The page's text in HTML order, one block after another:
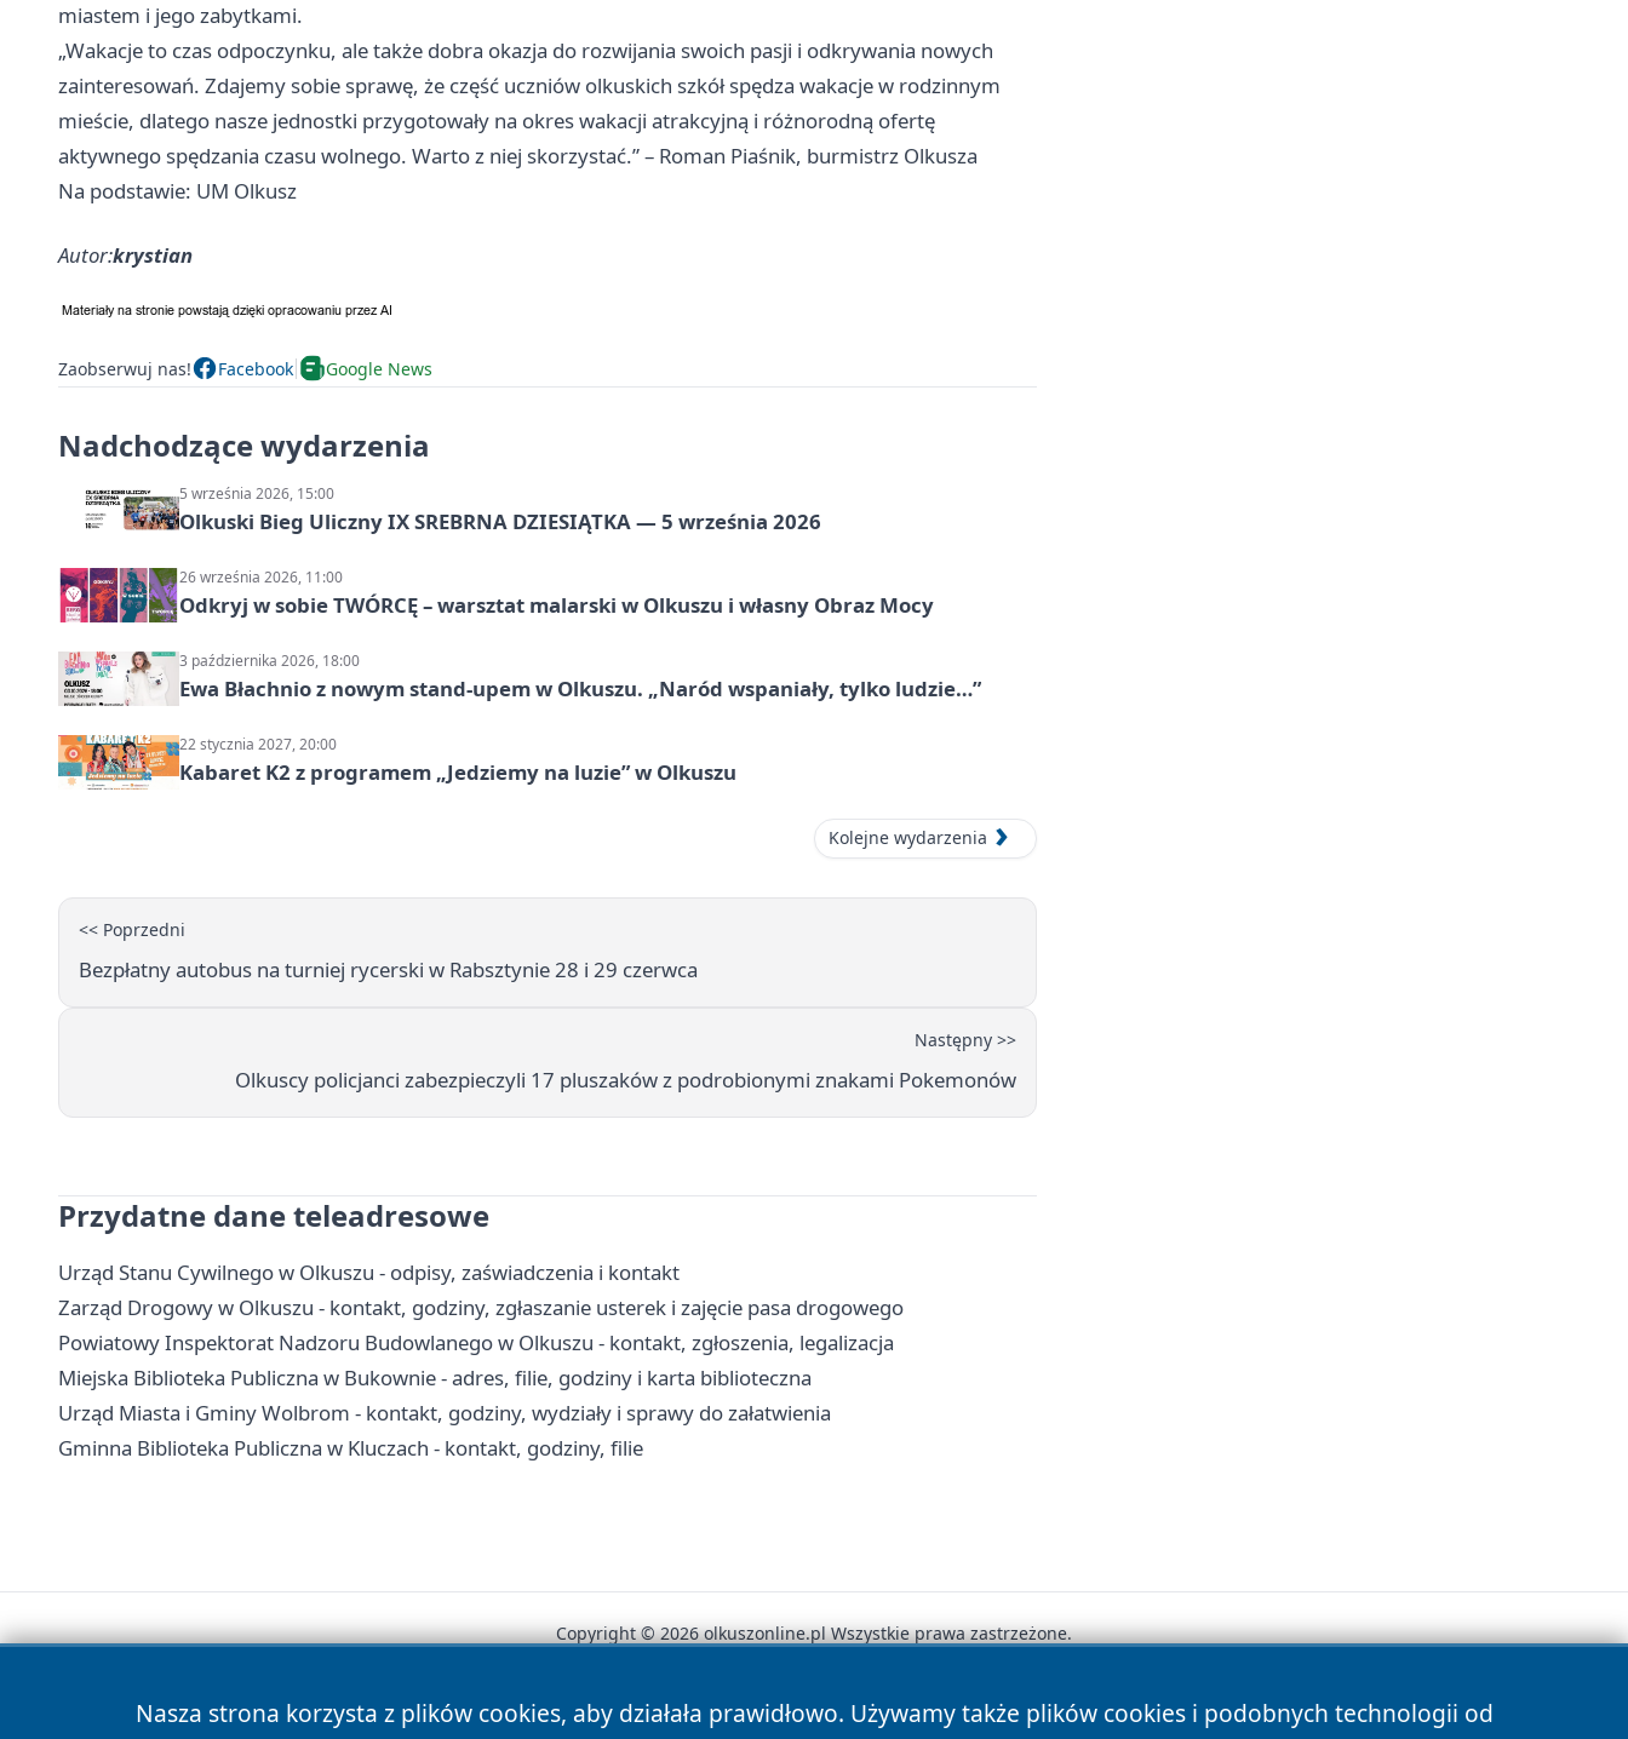
miastem i jego zabytkami.
„Wakacje to czas odpoczynku, ale także dobra okazja do rozwijania swoich pasji i odkrywania nowych
zainteresowań. Zdajemy sobie sprawę, że część uczniów olkuskich szkół spędza wakacje w rodzinnym
mieście, dlatego nasze jednostki przygotowały na okres wakacji atrakcyjną i różnorodną ofertę
aktywnego spędzania czasu wolnego. Warto z niej skorzystać.” – Roman Piaśnik, burmistrz Olkusza
Na podstawie: UM Olkusz
Autor:krystian
Zaobserwuj nas! Facebook Google News
Nadchodzące wydarzenia
5 września 2026, 15:00
Olkuski Bieg Uliczny IX SREBRNA DZIESIĄTKA — 5 września 2026
26 września 2026, 11:00
Odkryj w sobie TWÓRCĘ – warsztat malarski w Olkuszu i własny Obraz Mocy
3 października 2026, 18:00
Ewa Błachnio z nowym stand-upem w Olkuszu. „Naród wspaniały, tylko ludzie…”
22 stycznia 2027, 20:00
Kabaret K2 z programem „Jedziemy na luzie” w Olkuszu
Kolejne wydarzenia
<< Poprzedni
Bezpłatny autobus na turniej rycerski w Rabsztynie 28 i 29 czerwca
Następny >>
Olkuscy policjanci zabezpieczyli 17 pluszaków z podrobionymi znakami Pokemonów
Przydatne dane teleadresowe
Urząd Stanu Cywilnego w Olkuszu - odpisy, zaświadczenia i kontakt
Zarząd Drogowy w Olkuszu - kontakt, godziny, zgłaszanie usterek i zajęcie pasa drogowego
Powiatowy Inspektorat Nadzoru Budowlanego w Olkuszu - kontakt, zgłoszenia, legalizacja
Miejska Biblioteka Publiczna w Bukownie - adres, filie, godziny i karta biblioteczna
Urząd Miasta i Gminy Wolbrom - kontakt, godziny, wydziały i sprawy do załatwienia
Gminna Biblioteka Publiczna w Kluczach - kontakt, godziny, filie
Nasza strona korzysta z plików cookies, aby działała prawidłowo. Używamy także plików cookies i podobnych technologii od
Copyright © 2026 olkuszonline.pl Wszystkie prawa zastrzeżone.
News Autorzy Polityka Prywatności Polityka Cookies